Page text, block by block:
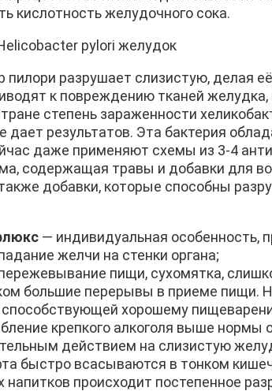
кислотность желудочного сока.
пилори разрушает слизистую, делая
к повреждению тканей желудка,
степень зараженности
дает результатов. Эта бактерия
даже применяют схемы из 3-4
содержащая травы и добавки для
добавки, которые способны
— индивидуальная особенность,
желчи на стенки органа;
пищи, сухомятка,
большие перерывы в приеме пищи.
способствующей хорошему
крепкого алкоголя выше нормы
действием на слизистую
быстро всасываются в тонком
напитков происходит постепенное